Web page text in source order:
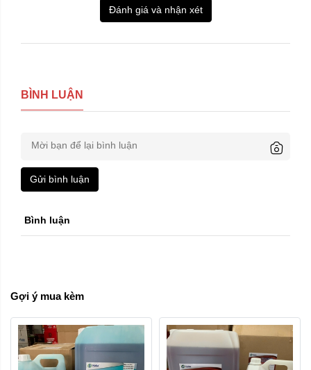
Đánh giá và nhận xét
BÌNH LUẬN
Gửi bình luận
Bình luận
Gợi ý mua kèm
Dung tích:
1 lít
5 Lít 20 lít
1 lít
5 Lít 20 lít